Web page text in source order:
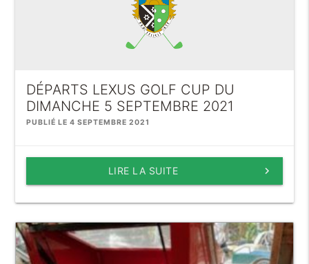
DÉPARTS LEXUS GOLF CUP DU
DIMANCHE 5 SEPTEMBRE 2021
PUBLIÉ LE 4 SEPTEMBRE 2021
keyboard_arrow_right
LIRE LA SUITE